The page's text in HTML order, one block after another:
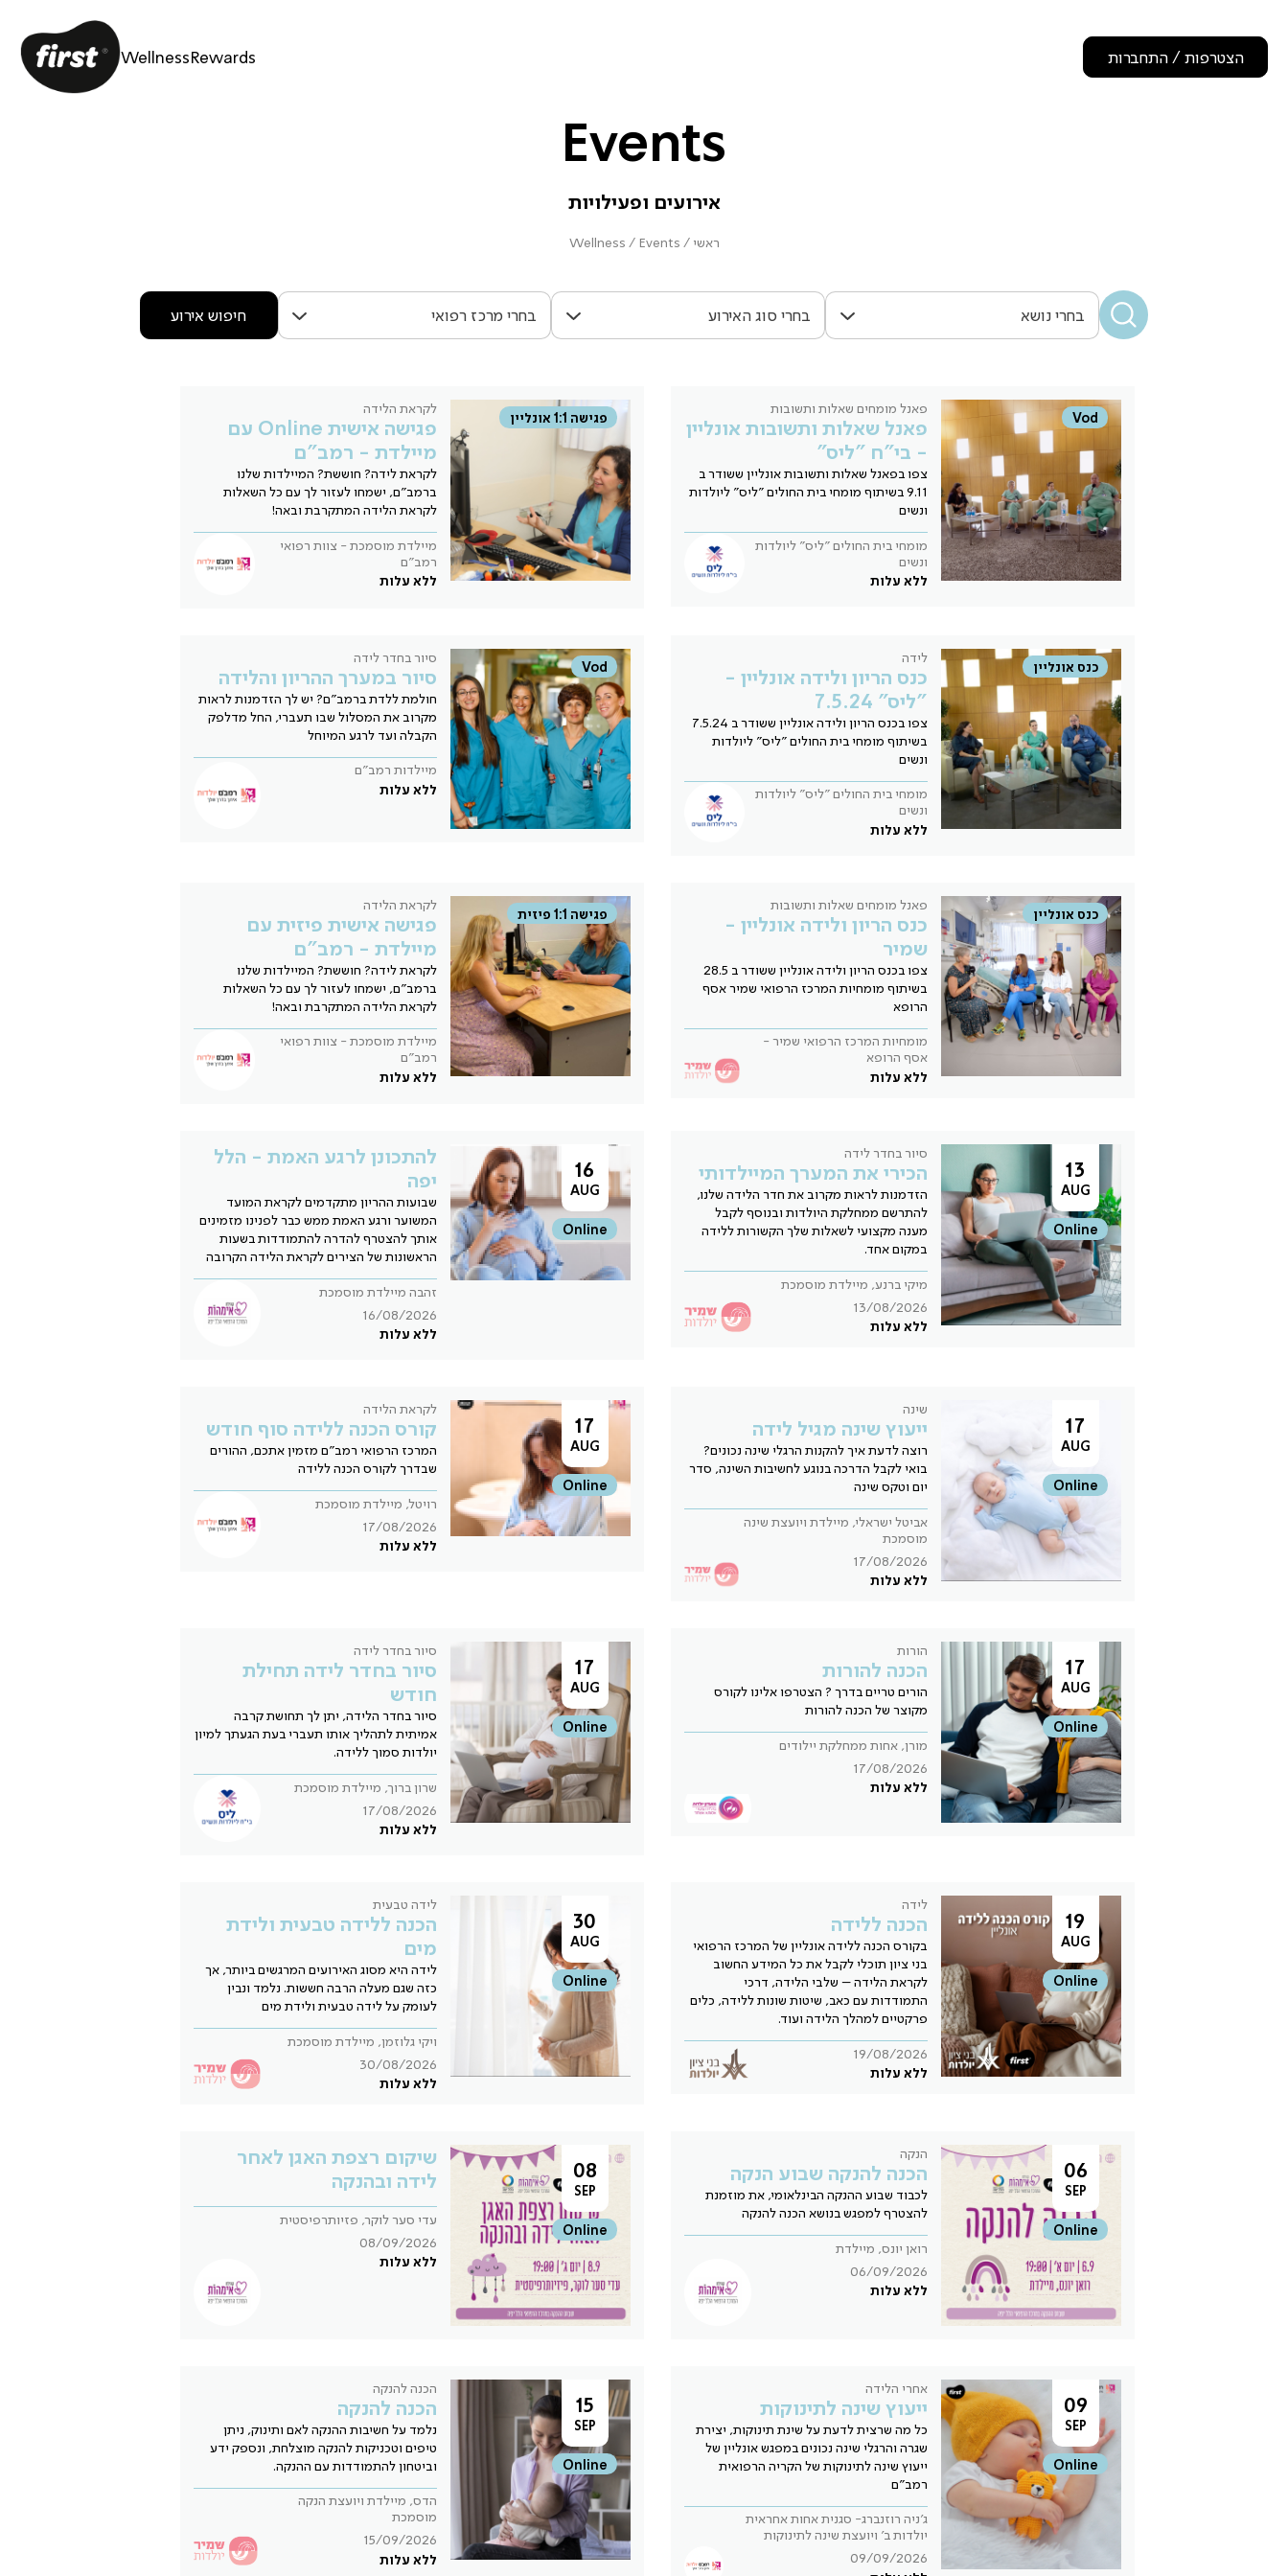
הצטרפות / התחברות Rewards
Wellness
Events
אירועים ופעילויות
ראשי /
Wellness / Events
חיפוש אירוע
Vod
פאנל מומחים שאלות ותשובות
פאנל שאלות ותשובות אונליין
- בי"ח "ליס"
צפו בפאנל שאלות ותשובות אונליין ששודר ב
9.11 בשיתוף מומחי בית החולים "ליס" ליולדות
ונשים
מומחי בית החולים "ליס" ליולדות
ונשים
ללא עלות
פגישה 1:1 אונליין
לקראת הלידה
פגישה אישית Online עם
מיילדת - רמב"ם
לקראת לידה? חוששת? המיילדות שלנו
ברמב"ם, ישמחו לעזור לך עם כל השאלות
לקראת הלידה המתקרבת ובאה!
מיילדת מוסמכת - צוות רפואי
רמב"ם
ללא עלות
כנס אונליין
לידה
כנס הריון ולידה אונליין -
"ליס" 7.5.24
צפו בכנס הריון ולידה אונליין ששודר ב 7.5.24
בשיתוף מומחי בית החולים "ליס" ליולדות
ונשים
מומחי בית החולים "ליס" ליולדות
ונשים
ללא עלות
Vod
סיור בחדר לידה
סיור במערך ההריון והלידה
חולמת ללדת ברמב"ם? יש לך הזדמנות לראות
מקרוב את המסלול שבו תעברי, החל מדלפק
הקבלה ועד לרגע המיוחל
מיילדות רמב"ם
ללא עלות
כנס אונליין
פאנל מומחים שאלות ותשובות
כנס הריון ולידה אונליין -
שמיר
צפו בכנס הריון ולידה אונליין ששודר ב 28.5
בשיתוף מומחיות המרכז הרפואי שמיר אסף
הרופא
מומחיות המרכז הרפואי שמיר -
אסף הרופא
ללא עלות
פגישה 1:1 פיזית
לקראת הלידה
פגישה אישית פיזית עם
מיילדת - רמב"ם
לקראת לידה? חוששת? המיילדות שלנו
ברמב"ם, ישמחו לעזור לך עם כל השאלות
לקראת הלידה המתקרבת ובאה!
מיילדת מוסמכת - צוות רפואי
רמב"ם
ללא עלות
13
AUG
Online
סיור בחדר לידה
הכירי את המערך המיילדותי
הזדמנות לראות מקרוב את חדר הלידה שלנו,
להתרשם ממחלקת היולדות ובנוסף לקבל
מענה מקצועי לשאלות שלך הקשורות ללידה
במקום אחד.
מיקי ברנע, מיילדת מוסמכת
13/08/2026
ללא עלות
16
AUG
Online
להתכונן לרגע האמת - הלל
יפה
שבועות ההריון מתקדמים לקראת המועד
המשוער ורגע האמת ממש כבר לפנינו מזמינים
אותך להצטרף להדרה להתמודדות בשעות
הראשונות של הצירים לקראת הלידה הקרובה
זהבה מיילדת מוסמכת
16/08/2026
ללא עלות
17
AUG
Online
שינה
ייעוץ שינה מגיל לידה
רוצה לדעת איך להקנות הרגלי שינה נכונים?
בואי לקבל הדרכה בנוגע לחשיבות השינה, סדר
יום וטקס שינה
אביטל ישראלי, מיילדת ויועצת שינה
מוסמכת
17/08/2026
ללא עלות
17
AUG
Online
לקראת הלידה
קורס הכנה ללידה סוף חודש
המרכז הרפואי רמב"ם מזמין אתכם, ההורים
שבדרך לקורס הכנה ללידה
רויטל, מיילדת מוסמכת
17/08/2026
ללא עלות
17
AUG
Online
הורות
הכנה להורות
הורים טריים בדרך ? הצטרפו אלינו לקורס
מקוצר של הכנה להורות
מורן, אחות ממחלקת יילודים
17/08/2026
ללא עלות
17
AUG
Online
סיור בחדר לידה
סיור בחדר לידה תחילת
חודש
סיור בחדר הלידה, יתן לך תחושת קרבה
אמיתית לתהליך אותו תעברי בעת הגעתך למיון
יולדות סמוך ללידה.
שרון ברוך, מיילדת מוסמכת
17/08/2026
ללא עלות
19
AUG
Online
לידה
הכנה ללידה
בקורס הכנה ללידה אונליין של המרכז הרפואי
בני ציון תוכלי לקבל את כל המידע החשוב
לקראת הלידה – שלבי הלידה, דרכי
התמודדות עם כאב, שיטות שונות ללידה, כלים
פרקטיים למהלך הלידה ועוד.
19/08/2026
ללא עלות
30
AUG
Online
לידה טבעית
הכנה ללידה טבעית ולידת
מים
לידה היא מסוג האירועים המרגשים ביותר, אך
כזה שגם מעלה הרבה חששות. נלמד ונבין
לעומק על לידה טבעית ולידת מים
ויקי גלוזמן, מיילדת מוסמכת
30/08/2026
ללא עלות
06
SEP
Online
הנקה
הכנה להנקה שבוע הנקה
לכבוד שבוע ההנקה הבינלאומי, את מוזמנת
להצטרף למפגש בנושא הכנה להנקה
רואן יונס, מיילדת
06/09/2026
ללא עלות
08
SEP
Online
שיקום רצפת האגן לאחר
לידה ובהנקה
עדי סער לוקר, פזיותרפיסטית
08/09/2026
ללא עלות
09
SEP
Online
אחרי הלידה
ייעוץ שינה לתינוקות
כל מה שרצית לדעת על שינת תינוקות, יצירת
שגרה והרגלי שינה נכונים במפגש אונליין של
ייעוץ שינה לתינוקות של הקריה הרפואית
רמב"ם
ג'ניה רוזנברג- סגנית אחות אחראית
יולדות ב' ויועצת שינה לתינוקות
09/09/2026
15
SEP
Online
הכנה להנקה
הכנה להנקה
נלמד על חשיבות ההנקה לאם ותינוק, ניתן
טיפים וטכניקות להנקה מוצלחת, ונספק ידע
וביטחון להתמודדות עם ההנקה.
הדס, מיילדת ויועצת הנקה
מוסמכת
15/09/2026
ללא עלות